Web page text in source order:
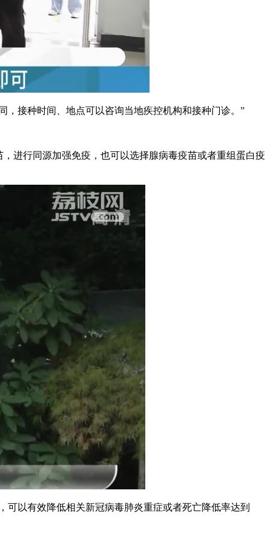
接种时间、地点可以咨询当地疾控机构和接种门诊。”
进行同源加强免疫，也可以选择腺病毒疫苗或者重组蛋白疫
以有效降低相关新冠病毒肺炎重症或者死亡降低率达到